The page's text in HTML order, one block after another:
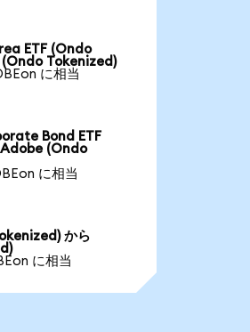
ETF (Ondo
Tokenized)
に相当
Bond ETF
(Ondo
に相当
から
に相当